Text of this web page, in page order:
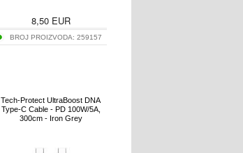
8,50EUR
BROJ PROIZVODA:259157
Tech-Protect UltraBoost DNA
Type-C Cable - PD 100W/5A,
300cm - Iron Grey